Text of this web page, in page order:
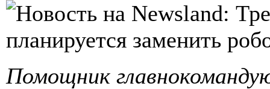
Помощник